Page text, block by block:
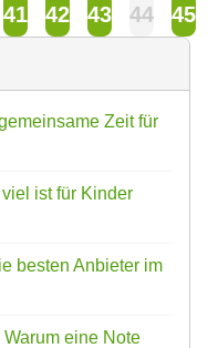
41 42 43 44 45
Zeit für
ist für Kinder
besten Anbieter im
eine Note